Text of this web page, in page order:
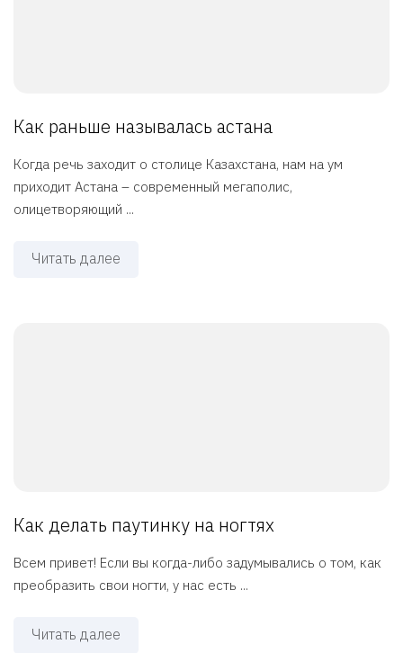
Как раньше называлась астана
Когда речь заходит о столице Казахстана, нам на ум
приходит Астана – современный мегаполис,
олицетворяющий ...
Читать далее
Как делать паутинку на ногтях
Всем привет! Если вы когда-либо задумывались о том, как
преобразить свои ногти, у нас есть ...
Читать далее